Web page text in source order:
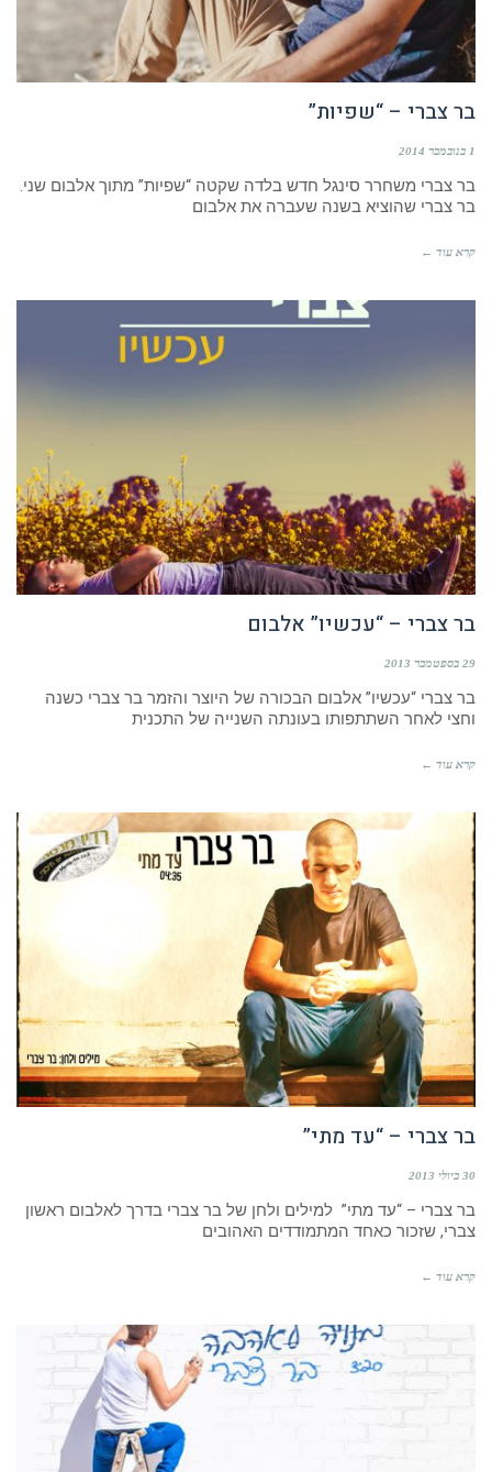
בר צברי – “שפיות”
1 בנובמבר 2014
בר צברי משחרר סינגל חדש בלדה שקטה “שפיות” מתוך אלבום שני.
בר צברי שהוציא בשנה שעברה את אלבום
קרא עוד ←
בר צברי – “עכשיו” אלבום
29 בספטמבר 2013
בר צברי “עכשיו” אלבום הבכורה של היוצר והזמר בר צברי כשנה
וחצי לאחר השתתפותו בעונתה השנייה של התכנית
קרא עוד ←
בר צברי – “עד מתי”
30 ביולי 2013
בר צברי – “עד מתי” למילים ולחן של בר צברי בדרך לאלבום ראשון
צברי, שזכור כאחד המתמודדים האהובים
קרא עוד ←